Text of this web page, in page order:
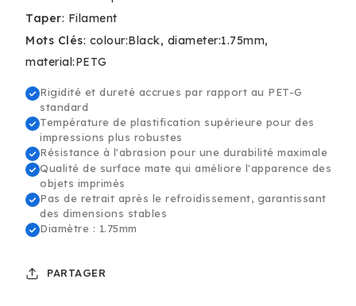
PET-
G
Filament
-
1kg
PET-
Filament
1kg
Taper: Filament
Mots Clés: colour:Black diameter:1.75mm
material:PETG
Rigidité et dureté accrues par rapport au PET-G
standard
Température de plastification supérieure pour des
impressions plus robustes
Résistance à l'abrasion pour une durabilité maximale
Qualité de surface mate qui améliore l'apparence des
objets imprimés
Pas de retrait après le refroidissement, garantissant
des dimensions stables
Diamètre : 1.75mm
PARTAGER